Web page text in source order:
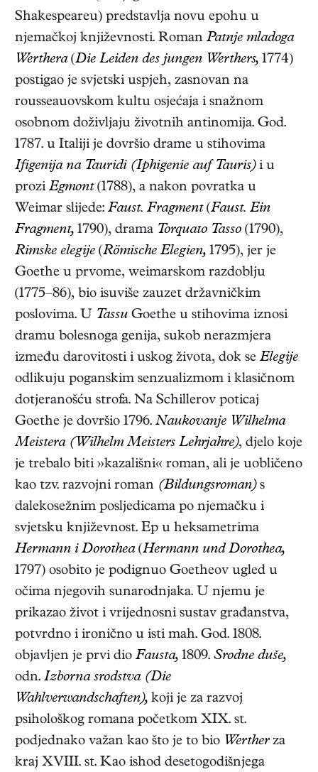
Shakespeareu) predstavlja novu epohu u
njemačkoj književnosti. Roman Patnje mladoga
Werthera(Die Leiden des jungen Werthers, 1774)
postigao je svjetski uspjeh, zasnovan na
rousseauovskom kultu osjećaja i snažnom
osobnom doživljaju životnih antinomija. God.
1787. u Italiji je dovršio drame u stihovima
Ifigenija na Tauridi (Iphigenie auf Tauris)i u
prozi Egmont(1788), a nakon povratka u
Weimar slijede: Faust. Fragment(Faust. Ein
Fragment, 1790), drama Torquato Tasso (1790),
Rimske elegije (Römische Elegien, 1795), jer je
Goethe u prvome, weimarskom razdoblju
(1775–86), bio isuviše zauzet državničkim
poslovima. U Tassu Goethe u stihovima iznosi
dramu bolesnoga genija, sukob nerazmjera
između darovitosti i uskog života, dok se Elegije
odlikuju poganskim senzualizmom i klasičnom
dotjeranošću strofa. Na Schillerov poticaj
Goethe je dovršio 1796. Naukovanje Wilhelma
Meistera (Wilhelm Meisters Lehrjahre), djelo koje
je trebalo biti »kazališni« roman, ali je uobličeno
kao tzv. razvojni roman (Bildungsroman)s
dalekosežnim posljedicama po njemačku i
svjetsku književnost. Ep u heksametrima
Hermann i Dorothea(Hermann und Dorothea,
1797) osobito je podignuo Goetheov ugled u
očima njegovih sunarodnjaka. U njemu je
prikazao život i vrijednosni sustav građanstva,
potvrdno i ironično u isti mah. God. 1808.
objavljen je prvi dio Fausta, 1809. Srodne duše,
odn. Izborna srodstva (Die
Wahlverwandschaften), koji je za razvoj
psihološkog romana početkom XIX. st.
podjednako važan kao što je to bio Wertherza
kraj XVIII. st. Kao ishod desetogodišnjega